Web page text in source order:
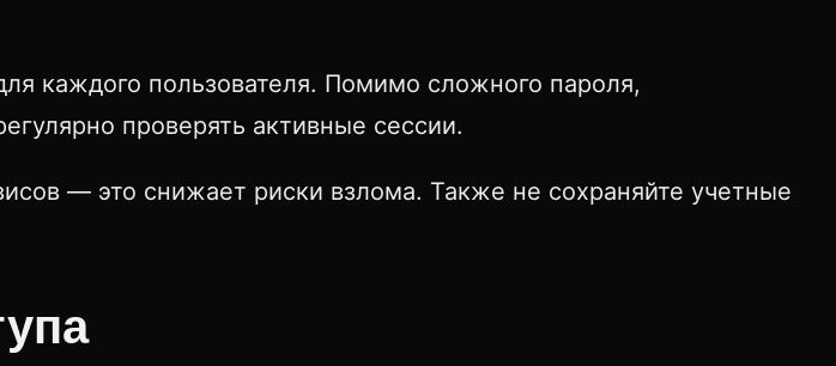
каждого пользователя. Помимо сложного пароля,
проверять активные сессии.
— это снижает риски взлома. Также не сохраняйте учетные